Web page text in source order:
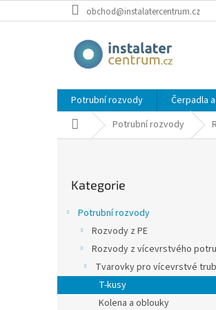
na
obchod@instalatercentrum.cz
Potrubní rozvody Čerpadla
Domů Potrubní rozvody
a
kategorie
Kategorie
Potrubní rozvody
Rozvody z PE
Rozvody z vícevrstvého
Tvarovky pro vícevrstvé
T-kusy
Kolena a oblouky